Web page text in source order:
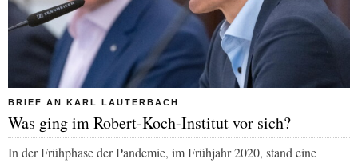
BRIEF AN KARL LAUTERBACH
Was ging im Robert-Koch-Institut vor sich?
In der Frühphase der Pandemie, im Frühjahr 2020, stand eine